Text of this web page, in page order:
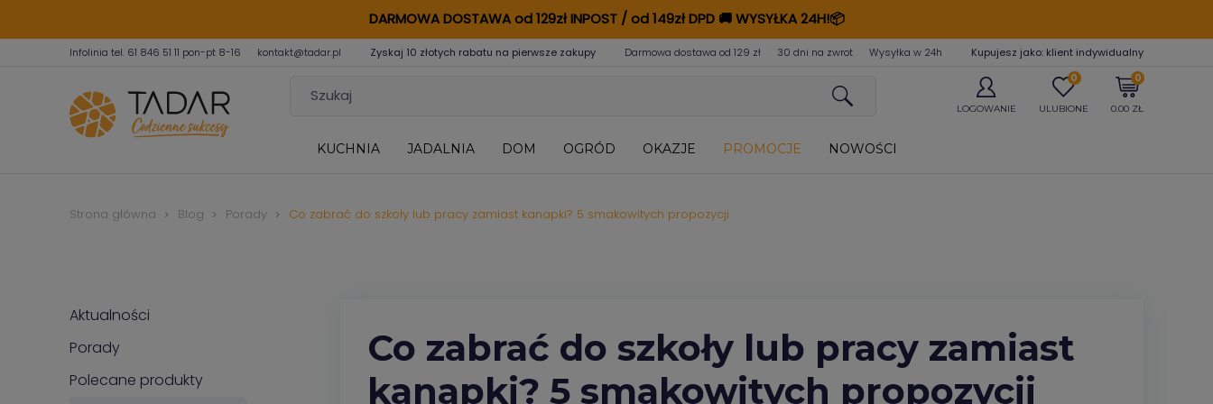
DARMOWA DOSTAWA od 129zł INPOST / od 149zł DPD🚚WYSYŁKA 24H!📦
Infolinia tel. 61 846 51 11 pon-pt 8-16 kontakt@tadar.pl Zyskaj 10 złotych rabatu na pierwsze zakupy Darmowa dostawa od 129 zł 30 dni na zwrot Wysyłka w 24h Kupujesz jako: klient indywidualny
LOGOWANIE
0
ULUBIONE
0
0.00 ZŁ
KUCHNIA JADALNIA DOM OGRÓD OKAZJE PROMOCJE NOWOŚCI
Strona główna Blog Porady Co zabrać do szkoły lub pracy zamiast kanapki? 5 smakowitych propozycji
Aktualności
Porady
Polecane produkty
Co zabrać do szkoły lub pracy zamiast
kanapki? 5 smakowitych propozycji